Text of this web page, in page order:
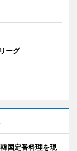
ーグ
国定番料理を現